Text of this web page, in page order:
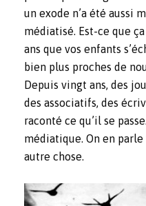
un exode n’a été aussi
médiatisé. Est-ce que
ans que vos enfants
bien plus proches de
Depuis vingt ans, des
des associatifs, des
raconté ce qu’il se
médiatique. On en
autre chose.